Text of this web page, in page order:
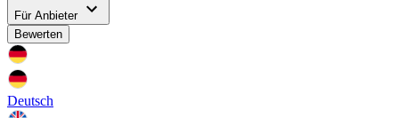
Für Anbieter
Bewerten
Deutsch